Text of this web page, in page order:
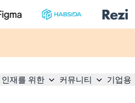
인재를 위한 커뮤니티 기업용